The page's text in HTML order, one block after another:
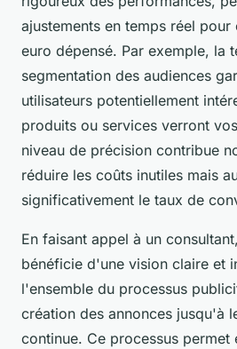
ajustements en temps réel
euro dépensé. Par exemple, la
segmentation des audiences
utilisateurs potentiellement
produits ou services verront
niveau de précision contribue
réduire les coûts inutiles mais
significativement le taux de
En faisant appel à un
bénéficie d'une vision claire et
l'ensemble du processus
création des annonces jusqu'à
continue. Ce processus permet